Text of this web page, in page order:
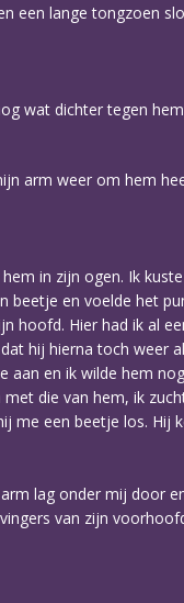
een lange tongzoen
wat dichter tegen
arm weer om hem
in zijn ogen. Ik
beetje en voelde het
hoofd. Hier had ik al
hij hierna toch weer
en ik wilde hem
die van hem, ik
me een beetje los. Hij
lag onder mij door
van zijn